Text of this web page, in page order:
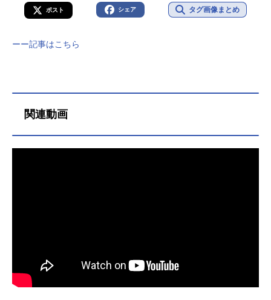
ポスト シェア タグ画像まとめ
ーー記事はこちら
関連動画